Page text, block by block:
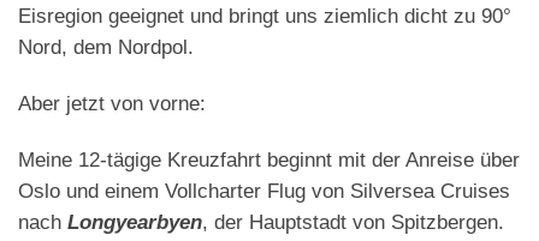
Eisregion geeignet und bringt uns ziemlich dicht zu 90°
Nord, dem Nordpol.
Aber jetzt von vorne:
Meine 12-tägige Kreuzfahrt beginnt mit der Anreise über
Oslo und einem Vollcharter Flug von Silversea Cruises
nach Longyearbyen, der Hauptstadt von Spitzbergen.